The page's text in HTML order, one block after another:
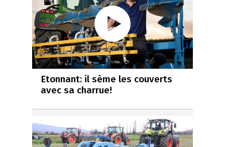
Etonnant: il sème les couverts
avec sa charrue!